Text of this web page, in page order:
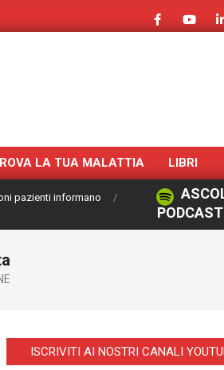
LA TUA MALATTIA LIBRI
pazienti informano
ISCRIVITI AI NOSTRI CANALI